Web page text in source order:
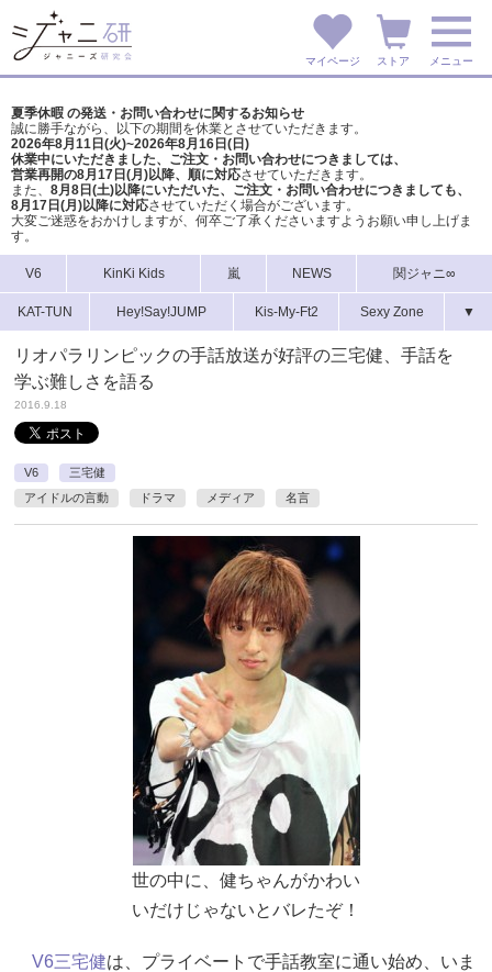
マイページ ストア メニュー
夏季休暇 の発送・お問い合わせに関するお知らせ
誠に勝手ながら、以下の期間を休業とさせていただきます。
2026年8月11日(火)~2026年8月16日(日)
休業中にいただきました、ご注文・お問い合わせにつきましては、
営業再開の8月17日(月)以降、順に対応させていただきます。
また、 8月8日(土)以降にいただいた、ご注文・ お問い合わせにつきましても、
8月17日(月)以降に対応させていただく場合がございます。
大変ご迷惑をおかけしますが、 何卒ご了承くださいますようお願い申し上げま
す。
V6 KinKi Kids 嵐 NEWS 関ジャニ∞
KAT-TUN Hey!Say!JUMP Kis-My-Ft2 Sexy Zone ▼
リオパラリンピックの手話放送が好評の三宅健、手話を
学ぶ難しさを語る
2016.9.18
V6
三宅健
アイドルの言動
ドラマ メディア 名言
世の中に、健ちゃんがかわい
いだけじゃないとバレたぞ！
V6三宅健は、プライベートで手話教室に通い始め、いま